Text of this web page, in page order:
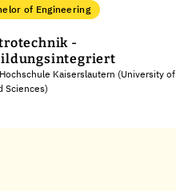
of Engineering
-
Kaiserslautern (University of
Sciences)